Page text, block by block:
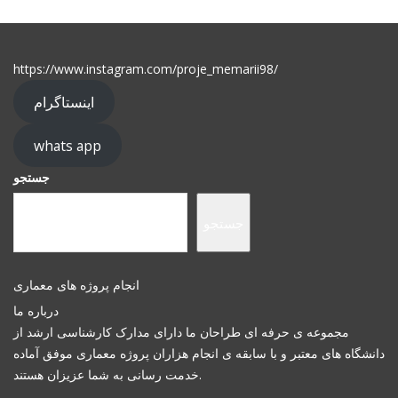
https://www.instagram.com/proje_memarii98/
اینستاگرام
whats app
جستجو
انجام پروژه های معماری
درباره ما
مجموعه ی حرفه ای طراحان ما دارای مدارک کارشناسی ارشد از
دانشگاه های معتبر و با سابقه ی انجام هزاران پروژه معماری موفق آماده
خدمت رسانی به شما عزیزان هستند.